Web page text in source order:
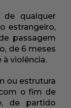
qualquer
estrangeiro,
passagem
de 6 meses
à violência.
ou estrutura
o fim de
de partido